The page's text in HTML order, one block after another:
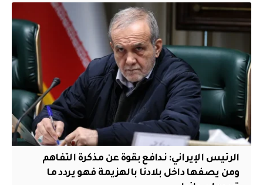
الرئيس الإيراني: ندافع بقوة عن مذكرة التفاهم
ومن يصفها داخل بلادنا بالهزيمة فهو يردد ما